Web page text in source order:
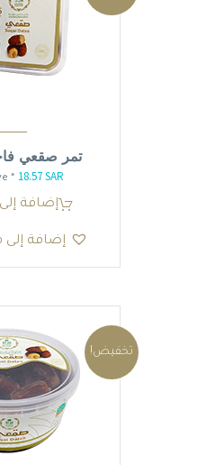
تمر صقعي فاخر
السعر
الأصلي
21.85 SAR.
18.57SAR
SAR.
* VAT Inclusive
إضافة
إضافة إلى
تخفيض!